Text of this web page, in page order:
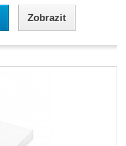
Zobrazit